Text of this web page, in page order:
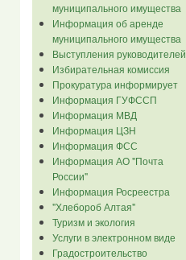
муниципального имущества
Информация об аренде
муниципального имущества
Выступления руководителей
Избирательная комиссия
Прокуратура информирует
Информация ГУФССП
Информация МВД
Информация ЦЗН
Информация ФСС
Информация АО "Почта
России"
Информация Росреестра
"Хлебороб Алтая"
Туризм и экология
Услуги в электронном виде
Градостроительство